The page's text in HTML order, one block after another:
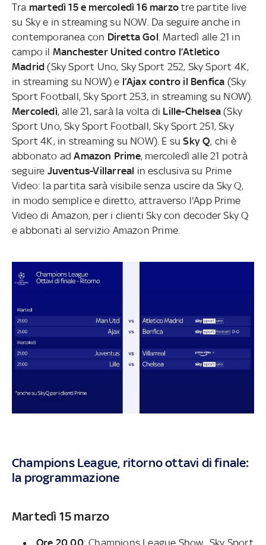
Tra martedì 15 e mercoledì 16 marzo tre partite live
su Sky e in streaming su NOW. Da seguire anche in
contemporanea con Diretta Gol Martedì alle 21 in
campo il Manchester United contro l’Atletico
Madrid (Sky Sport Uno, Sky Sport 252, Sky Sport 4K,
in streaming su NOW) e l’Ajax contro il Benfica (Sky
Sport Football, Sky Sport 253, in streaming su NOW).
Mercoledì, alle 21, sarà la volta di Lille-Chelsea(Sky
Sport Uno, Sky Sport Football, Sky Sport 251, Sky
Sport 4K, in streaming su NOW). E su Sky Q, chi è
abbonato adAmazon Prime, mercoledì alle 21 potrà
seguire Juventus-Villarreal in esclusiva su Prime
Video: la partita sarà visibile senza uscire da Sky Q,
in modo semplice e diretto, attraverso l'App Prime
Video di Amazon, per i clienti Sky con decoder Sky Q
e abbonati al servizio Amazon Prime.
Champions League, ritorno ottavi di finale:
la programmazione
Martedì 15 marzo